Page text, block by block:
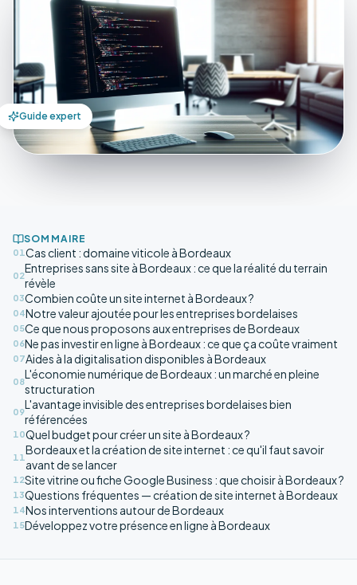
Guide expert
SOMMAIRE
01Cas client : domaine viticole à Bordeaux
02
Entreprises sans site à Bordeaux : ce que la réalité du terrain
révèle
03Combien coûte un site internet à Bordeaux ?
04Notre valeur ajoutée pour les entreprises bordelaises
05Ce que nous proposons aux entreprises de Bordeaux
06Ne pas investir en ligne à Bordeaux : ce que ça coûte vraiment
07Aides à la digitalisation disponibles à Bordeaux
08
L'économie numérique de Bordeaux : un marché en pleine
structuration
09
L'avantage invisible des entreprises bordelaises bien
référencées
10Quel budget pour créer un site à Bordeaux ?
11
Bordeaux et la création de site internet : ce qu'il faut savoir
avant de se lancer
12Site vitrine ou fiche Google Business : que choisir à Bordeaux ?
13Questions fréquentes — création de site internet à Bordeaux
14Nos interventions autour de Bordeaux
15Développez votre présence en ligne à Bordeaux